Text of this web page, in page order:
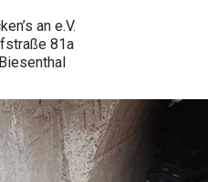
an e.V.
81a